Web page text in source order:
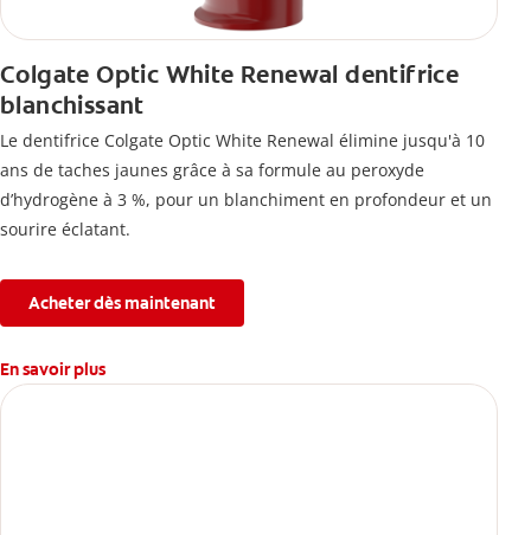
Colgate Optic White Renewal dentifrice
blanchissant
Le dentifrice Colgate Optic White Renewal élimine jusqu'à 10
ans de taches jaunes grâce à sa formule au peroxyde
d’hydrogène à 3 %, pour un blanchiment en profondeur et un
sourire éclatant.
Acheter dès maintenant
En savoir plus